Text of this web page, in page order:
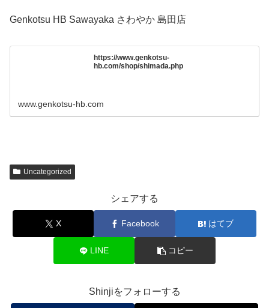
Genkotsu HB Sawayaka さわやか 島田店
https://www.genkotsu-
hb.com/shop/shimada.php
www.genkotsu-hb.com
Uncategorized
シェアする
X Facebook はてブ
LINE コピー
Shinjiをフォローする